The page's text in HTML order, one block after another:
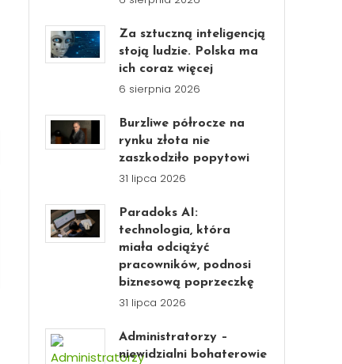
Za sztuczną inteligencją
stoją ludzie. Polska ma
ich coraz więcej
6 sierpnia 2026
Burzliwe półrocze na
rynku złota nie
zaszkodziło popytowi
31 lipca 2026
Paradoks AI:
technologia, która
miała odciążyć
pracowników, podnosi
biznesową poprzeczkę
31 lipca 2026
Administratorzy –
niewidzialni bohaterowie